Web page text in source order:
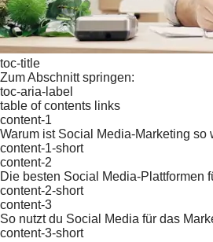
toc-title
Zum Abschnitt springen:
toc-aria-label
table of contents links
content-1
Warum ist Social Media-Marketing
content-1-short
content-2
Die besten Social Media-Plattformen
content-2-short
content-3
So nutzt du Social Media für das
content-3-short